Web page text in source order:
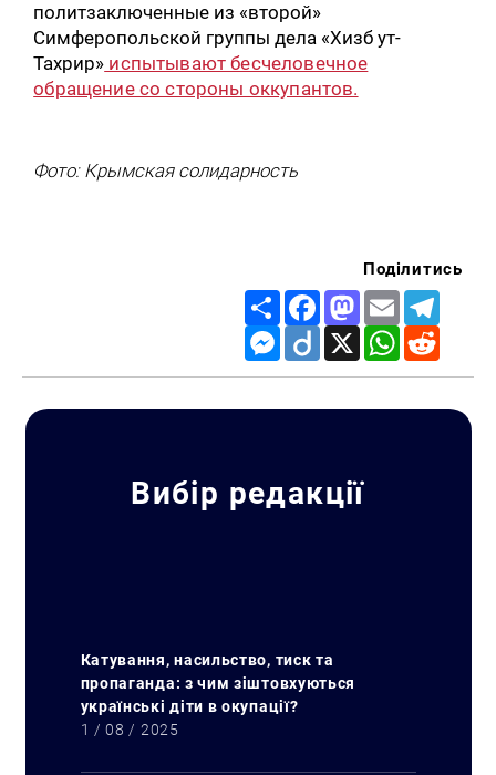
политзаключенные из «второй»
Симферопольской группы дела «Хизб ут-
Тахрир» испытывают бесчеловечное
обращение со стороны оккупантов.
Фото: Крымская солидарность
Поділитись
Share FacebookMastodon
Email
Messenger
Diigo X WhatsApp
Вибір редакції
Катування, насильство, тиск та
пропаганда: з чим зіштовхуються
українські діти в окупації?
1 / 08 / 2025